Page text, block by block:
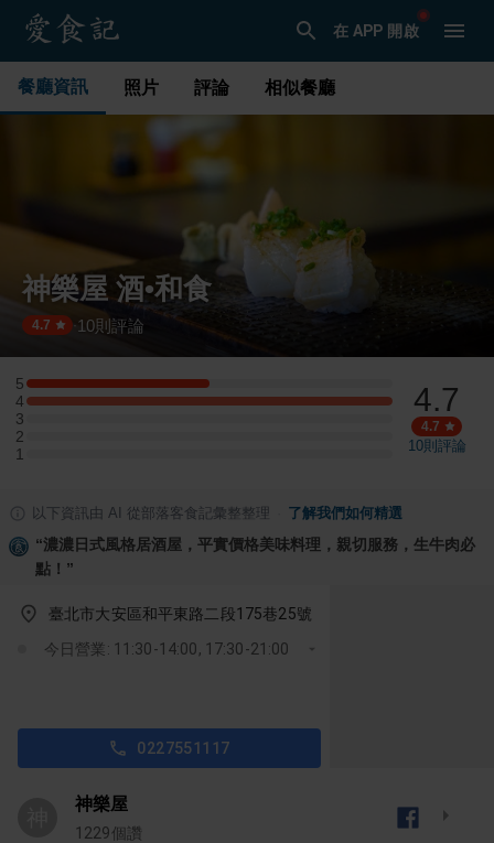
在 APP 開啟
餐廳資訊 照片 評論 相似餐廳
神樂屋 酒•和食
4.7 · 10則評論
5
5 星：2 則評論
4
4 星：4 則評論
3
3 星：0 則評論
2
2 星：0 則評論
1
1 星：0 則評論
4.7
4.7
10則評論
以下資訊由 AI 從部落客食記彙整整理 了解我們如何精選
“濃濃日式風格居酒屋，平實價格美味料理，親切服務，生牛肉必
點！ ”
臺北市大安區和平東路二段175巷25號
今日營業: 11:30-14:00, 17:30-21:00
0227551117
神樂屋
1229個讚